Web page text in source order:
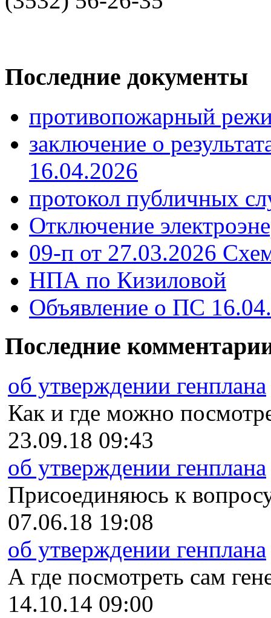
Последние документы
противопожарный
заключение о
16.04.2026
протокол публичных
Отключение
09-п от 27.03.2026
НПА по Кизиловой
Объявление о ПС
Последние
об утверждении генплана
Как и где можно
23.09.18 09:43
об утверждении генплана
Присоединяюсь к
07.06.18 19:08
об утверждении генплана
А где посмотреть сам
14.10.14 09:00